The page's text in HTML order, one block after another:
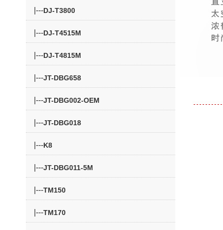
|---DJ-T3800
|---DJ-T4515M
|---DJ-T4815M
|---JT-DBG658
|---JT-DBG002-OEM
|---JT-DBG018
|---K8
|---JT-DBG011-5M
|---TM150
|---TM170